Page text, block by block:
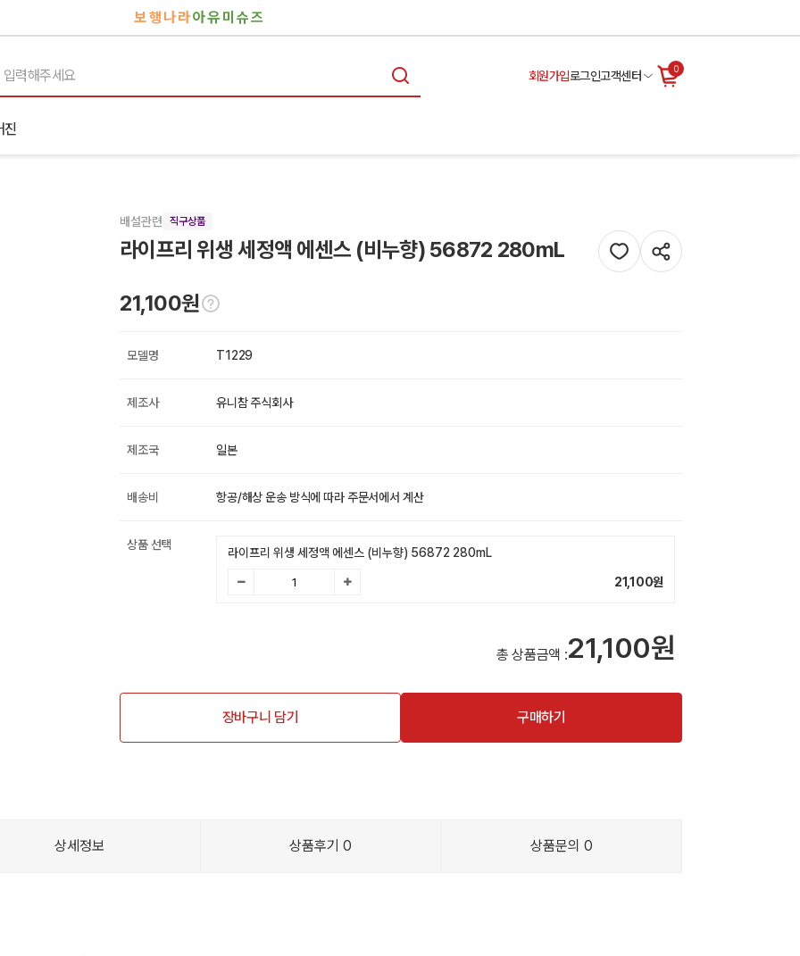
보행나라아유미슈즈
회원가입로그인고객센터 0
진
배설관련 직구상품
라이프리 위생 세정액 에센스 (비누향) 56872 280mL
21,100원
모델명 T1229
제조사 유니참 주식회사
제조국 일본
배송비 항공/해상 운송 방식에 따라 주문서에서 계산
상품 선택
라이프리 위생 세정액 에센스 (비누향) 56872 280mL
21,100원
총 상품금액 :21,100원
장바구니 담기 구매하기
상세정보 상품후기 0 상품문의 0